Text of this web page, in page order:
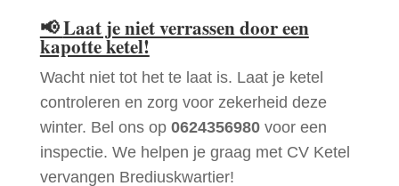
📢Laat je niet verrassen door een
kapotte ketel!
Wacht niet tot het te laat is. Laat je ketel
controleren en zorg voor zekerheid deze
winter. Bel ons op 0624356980voor een
inspectie. We helpen je graag met CV Ketel
vervangen Brediuskwartier!